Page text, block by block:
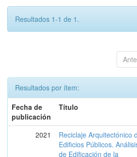
Resultados 1-1 de 1.
Resultados por ítem:
Fecha de
publicación
Título
2021
Reciclaje Arquitectónico
Edificios Públicos.
de Edificación de la